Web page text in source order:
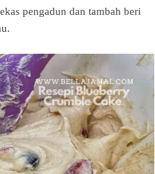
pengadun dan tambah beri